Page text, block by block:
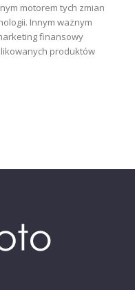
motorem tych zmian
Innym ważnym
finansowy
produktów